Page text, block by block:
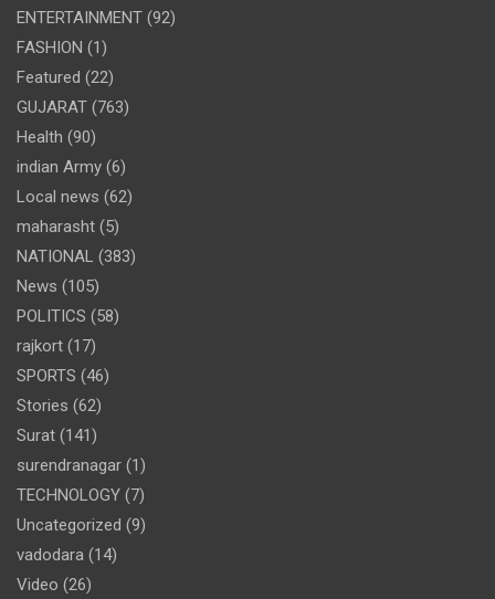
ENTERTAINMENT (92)
FASHION (1)
Featured (22)
GUJARAT (763)
Health (90)
indian Army (6)
Local news (62)
maharasht (5)
NATIONAL (383)
News (105)
POLITICS (58)
rajkort (17)
SPORTS (46)
Stories (62)
Surat (141)
surendranagar (1)
TECHNOLOGY (7)
Uncategorized (9)
vadodara (14)
Video (26)